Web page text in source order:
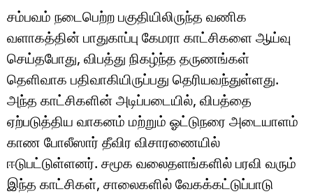
சம்பவம் நடைபெற்ற பகுதியிலிருந்த வணிக
வளாகத்தின் பாதுகாப்பு கேமரா காட்சிகளை ஆய்வு
செய்தபோது, விபத்து நிகழ்ந்த தருணங்கள்
தெளிவாக பதிவாகியிருப்பது தெரியவந்துள்ளது.
அந்த காட்சிகளின் அடிப்படையில், விபத்தை
ஏற்படுத்திய வாகனம் மற்றும் ஓட்டுநரை அடையாளம்
காண போலீஸார் தீவிர விசாரணையில்
ஈடுபட்டுள்ளனர். சமூக வலைதளங்களில் பரவி வரும்
இந்த காட்சிகள், சாலைகளில் வேகக்கட்டுப்பாடு